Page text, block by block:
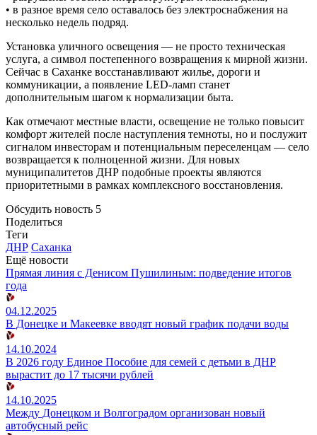
• в разное время село оставалось без электроснабжения на
несколько недель подряд.
Установка уличного освещения — не просто техническая
услуга, а символ постепенного возвращения к мирной жизни.
Сейчас в Саханке восстанавливают жилье, дороги и
коммуникации, а появление LED-ламп станет
дополнительным шагом к нормализации быта.
Как отмечают местные власти, освещение не только повысит
комфорт жителей после наступления темноты, но и послужит
сигналом инвесторам и потенциальным переселенцам — село
возвращается к полноценной жизни. Для новых
муниципалитетов ДНР подобные проекты являются
приоритетными в рамках комплексного восстановления.
Обсудить новость 5
Поделиться
Теги
ДНР Саханка
Ещё новости
Прямая линия с Денисом Пушилиным: подведение итогов
года
04.12.2025
В Донецке и Макеевке вводят новый график подачи воды
14.10.2024
В 2026 году Единое Пособие для семей с детьми в ДНР
вырастит до 17 тысячи рублей
14.10.2025
Между Донецком и Волгоградом организован новый
автобусный рейс